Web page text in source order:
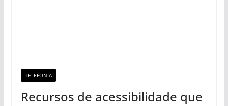
TELEFONIA
Recursos de acessibilidade que